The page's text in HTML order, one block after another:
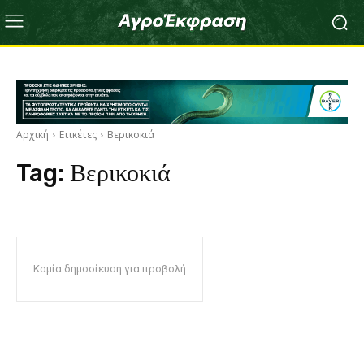
Αρχική Ετικέτες Βερικοκιά
Tag: Βερικοκιά
Καμία δημοσίευση για προβολή